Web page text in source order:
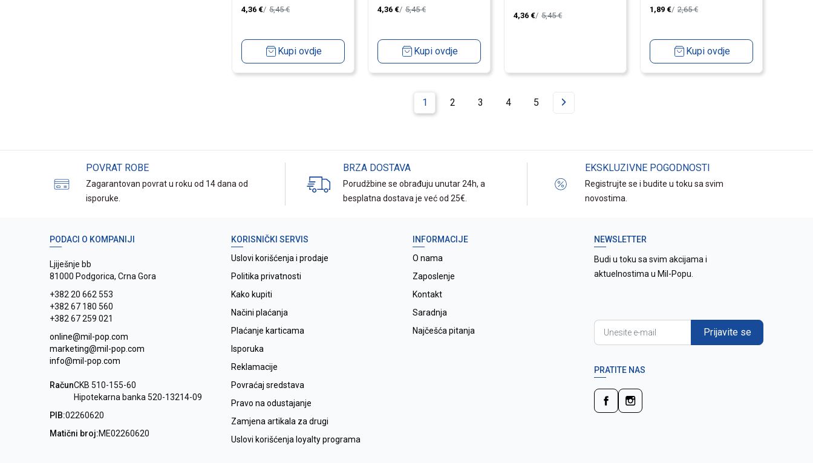
4,36 € 5,45€
Kupi ovdje
4,36 € 5,45€
Kupi ovdje
4,36 € 5,45€
1,89 € 2,65€
Kupi ovdje
1 2 3 4 5
POVRAT ROBE
Zagarantovan povrat u roku od 14 dana od
isporuke.
BRZA DOSTAVA
Porudžbine se obrađuju unutar 24h, a
besplatna dostava je već od 25€.
EKSKLUZIVNE POGODNOSTI
Registrujte se i budite u toku sa svim
novostima.
PODACI O KOMPANIJI
Ljiješnje bb
81000 Podgorica, Crna Gora
+382 20 662 553
+382 67 180 560
+382 67 259 021
online@mil-pop.com
marketing@mil-pop.com
info@mil-pop.com
RačunCKB 510-155-60
Hipotekarna banka 520-13214-09
PIB:02260620
Matični broj:ME02260620
KORISNIČKI SERVIS
Uslovi korišćenja i prodaje
Politika privatnosti
Kako kupiti
Načini plaćanja
Plaćanje karticama
Isporuka
Reklamacije
Povraćaj sredstava
Pravo na odustajanje
Zamjena artikala za drugi
Uslovi korišćenja loyalty programa
INFORMACIJE
O nama
Zaposlenje
Kontakt
Saradnja
Najčešća pitanja
NEWSLETTER
Budi u toku sa svim akcijama i
aktuelnostima u Mil-Popu.
Prijavite se
PRATITE NAS